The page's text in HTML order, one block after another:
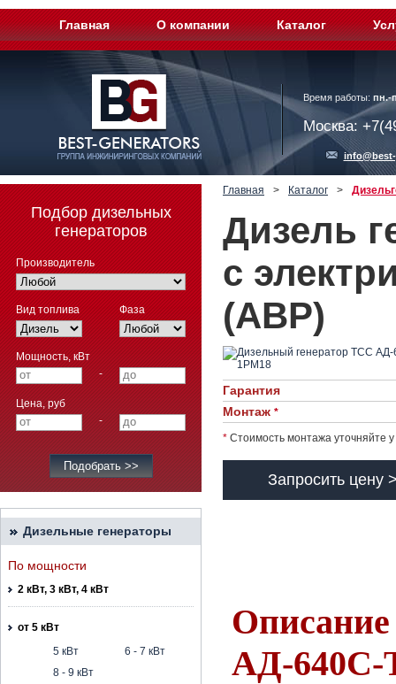
Главная О компании Каталог
Время работы: пн.-
Москва:
Подбор дизельных
генераторов
Производитель
Вид топлива Фаза
Мощность, кВт
-
Цена, руб
-
Дизельные генераторы
По мощности
2 кВт, 3 кВт, 4 кВт
от 5 кВт
5 кВт
6 - 7 кВт
8 - 9 кВт
Главная > Каталог >
Дизель
с
(АВР)
Гарантия
Монтаж *
* Стоимость монтажа уточняйте
Запросить цену
Описание
АД-640С-